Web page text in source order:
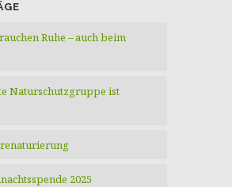
Ruhe – auch beim
Naturschutzgruppe ist
2025